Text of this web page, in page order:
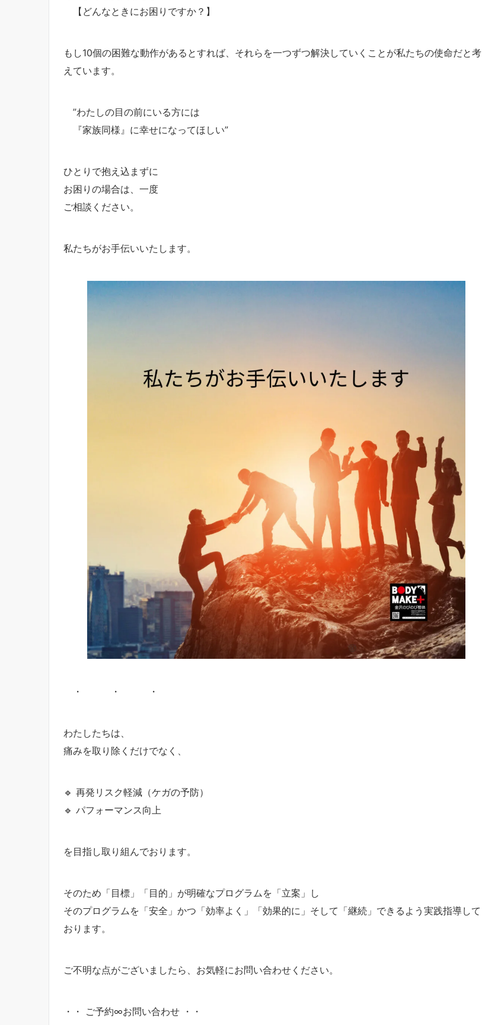
【どんなときにお困りですか？】
もし10個の困難な動作があるとすれば、それらを一つずつ解決していくことが私たちの使命だと考
えています。
”わたしの目の前にいる方には
『家族同様』に幸せになってほしい”
ひとりで抱え込まずに
お困りの場合は、一度
ご相談ください。
私たちがお手伝いいたします。
・ ・ ・
わたしたちは、
痛みを取り除くだけでなく、
🔹 再発リスク軽減（ケガの予防）
🔹 パフォーマンス向上
を目指し取り組んでおります。
そのため「目標」「目的」が明確なプログラムを「立案」し
そのプログラムを「安全」かつ「効率よく」「効果的に」そして「継続」できるよう実践指導して
おります。
ご不明な点がございましたら、お気軽にお問い合わせください。
・・ ご予約∞お問い合わせ ・・